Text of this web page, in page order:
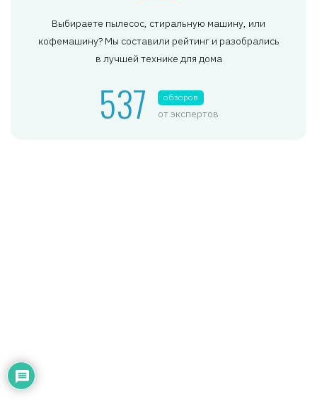
Выбираете пылесос, стиральную машину, или
кофемашину? Мы составили рейтинг и разобрались
в лучшей технике для дома
537 обзоров
от экспертов